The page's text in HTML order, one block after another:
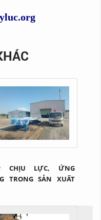
CHỊU LỰC, ỨNG
TRONG SẢN XUẤT